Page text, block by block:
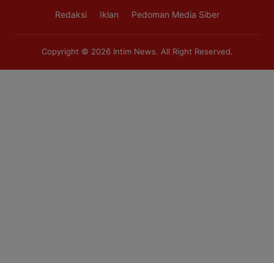
Redaksi Iklan Pedoman Media Siber
Copyright © 2026 Intim News. All Right Reserved.